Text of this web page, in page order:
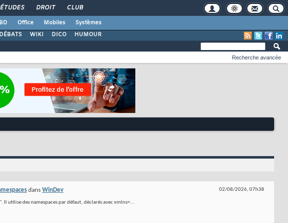
ÉTUDES DROIT CLUB
Office Mobiles
Systèmes
DÉBATS WIKI DICO HUMOUR
Recherche avancée
02/08/2026, 07h38
dans WinDev
utilise des namespaces par défaut, déclarés avec xmlns=...